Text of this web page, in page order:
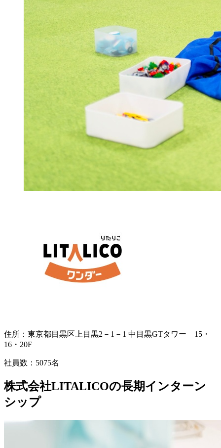
住所： 東京都目黒区上目黒2－1－1 中目黒GTタワー 15・
16・20F
社員数： 5075名
株式会社LITALICOの長期インターン
シップ